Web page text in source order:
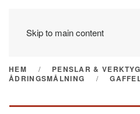
Skip to main content
HEM PENSLAR & VERKTYG
ÅDRINGSMÅLNING